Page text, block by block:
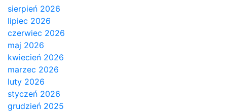
sierpień 2026
lipiec 2026
czerwiec 2026
maj 2026
kwiecień 2026
marzec 2026
luty 2026
styczeń 2026
grudzień 2025